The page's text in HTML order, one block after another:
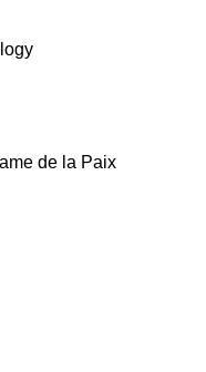
de la Paix